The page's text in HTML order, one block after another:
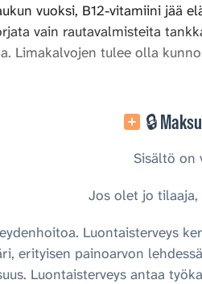
vuoksi, B12-vitamiini jää
vain rautavalmisteita
Limakalvojen tulee olla
🔒
Sisältö on
Jos olet jo tilaaja,
Luontaisterveys
erityisen painoarvon
Luontaisterveys antaa